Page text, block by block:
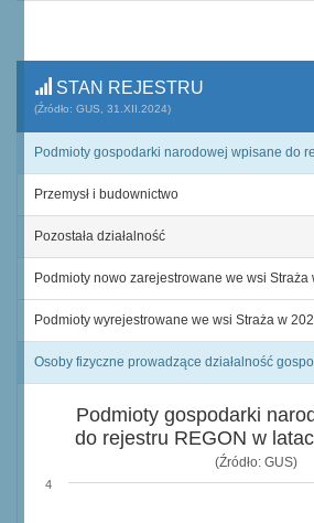
STAN REJESTRU
(Źródło: GUS, 31.XII.2024)
Podmioty gospodarki narodowej wpisane do
Przemysł i budownictwo
Pozostała działalność
Podmioty nowo zarejestrowane we wsi Straża
Podmioty wyrejestrowane we wsi Straża w
Osoby fizyczne prowadzące działalność
Podmioty gospodarki
do rejestru REGON w
(Źródło: GUS)
4